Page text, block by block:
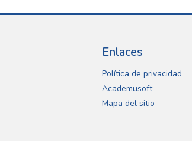
Enlaces
Política de privacidad
Academusoft
Mapa del sitio